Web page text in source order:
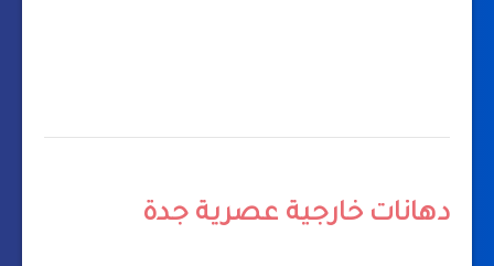
دهانات خارجية عصرية جدة